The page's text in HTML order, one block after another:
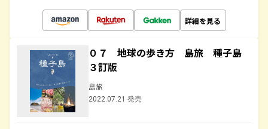
詳細を見る
０７ 地球の歩き方 島旅 種子島
３訂版
島旅
2022.07.21 発売